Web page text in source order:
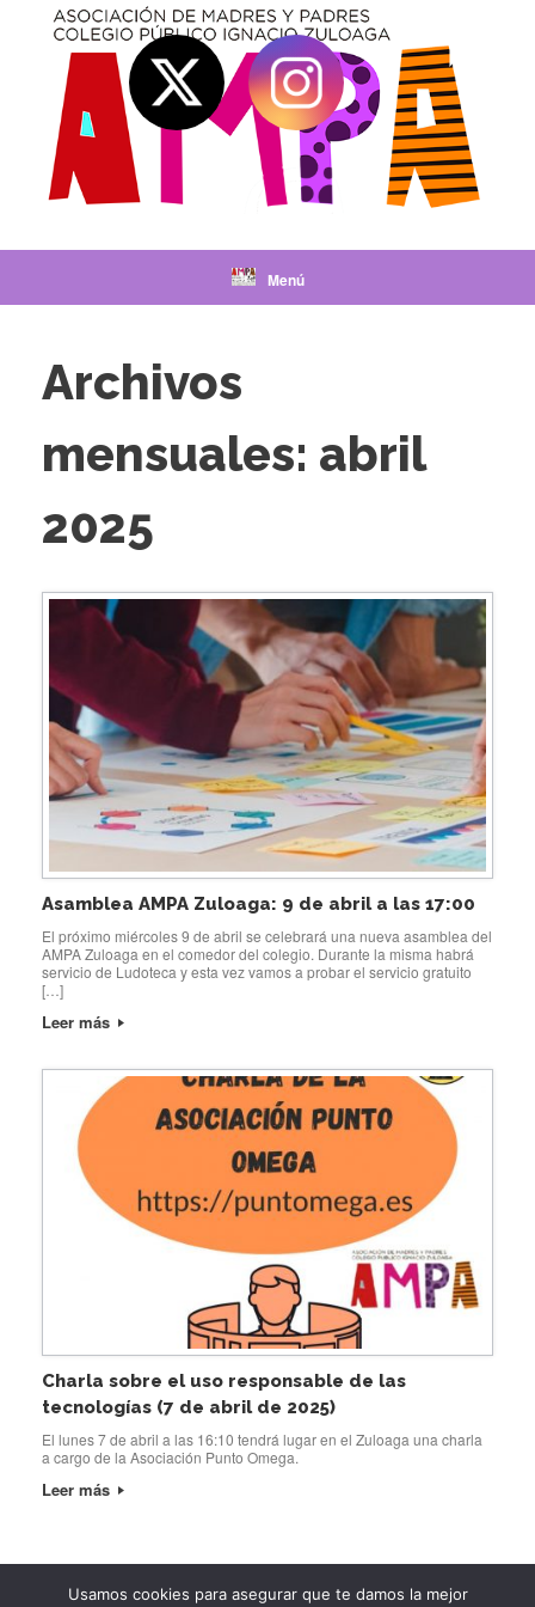
Menú
Archivos
mensuales: abril
2025
Asamblea AMPA Zuloaga: 9 de abril a las 17:00
El próximo miércoles 9 de abril se celebrará una nueva asamblea del
AMPA Zuloaga en el comedor del colegio. Durante la misma habrá
servicio de Ludoteca y esta vez vamos a probar el servicio gratuito
[…]
Leer más
Charla sobre el uso responsable de las
tecnologías (7 de abril de 2025)
El lunes 7 de abril a las 16:10 tendrá lugar en el Zuloaga una charla
a cargo de la Asociación Punto Omega.
Leer más
Usamos cookies para asegurar que te damos la mejor